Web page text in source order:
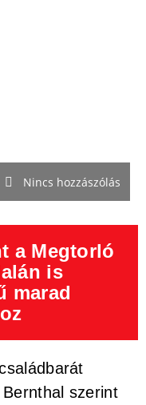
Nincs hozzászólás
a Megtorló
is
marad
szerint